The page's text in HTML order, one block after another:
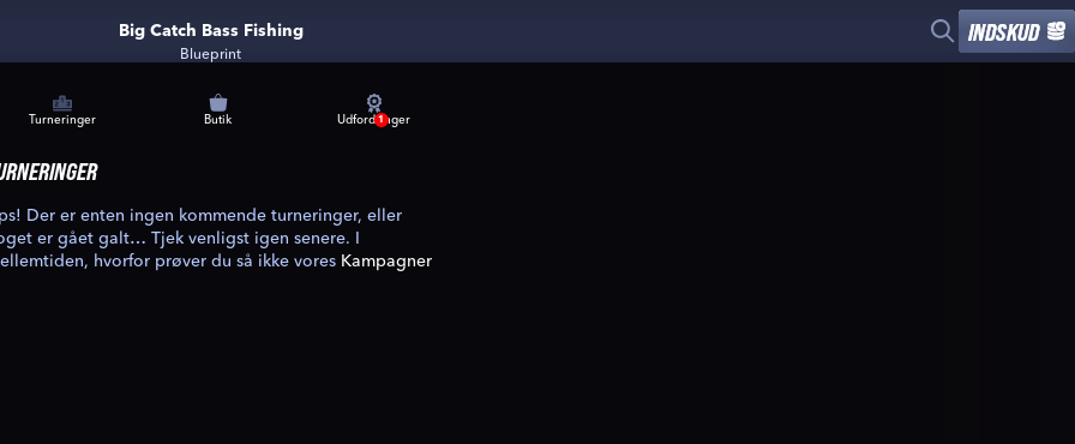
Big Catch Bass Fishing
Blueprint
INDSKUD
Turneringer Butik 1
Udfordringer
Der er enten ingen kommende turneringer, eller
er gået galt… Tjek venligst igen senere. I
hvorfor prøver du så ikke vores Kampagner